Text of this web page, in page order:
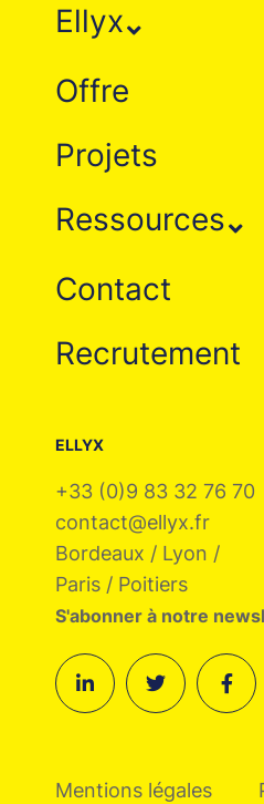
ELLYX
+33 (0)9 83 32 76 70
contact@ellyx.fr
Bordeaux / Lyon /
Paris / Poitiers
S'abonner à notre
Mentions légales
Ellyx
Offre
Projets
Ressources
Contact
Recrutement